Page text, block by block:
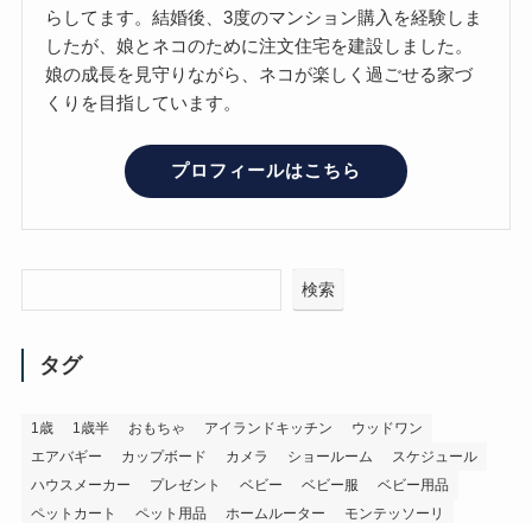
らしてます。結婚後、3度のマンション購入を経験しま
したが、娘とネコのために注文住宅を建設しました。
娘の成長を見守りながら、ネコが楽しく過ごせる家づ
くりを目指しています。
プロフィールはこちら
検索
タグ
1歳 1歳半 おもちゃ アイランドキッチン
ウッドワン
エアバギー
カップボード カメラ ショールーム
スケジュール
ハウスメーカー
プレゼント ベビー ベビー服
ベビー用品
ペットカート
ペット用品 ホームルーター
モンテッソーリ